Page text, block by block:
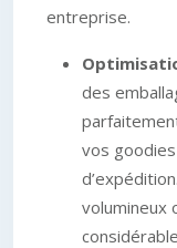
entreprise.
des
vos
volumineux